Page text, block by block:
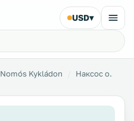
USD▾
Nomós Kykládon
Наксос о.